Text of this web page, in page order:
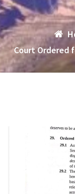
Court Ordered